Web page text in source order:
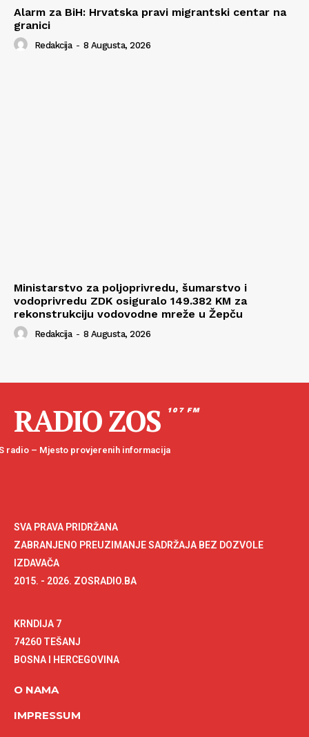
Alarm za BiH: Hrvatska pravi migrantski centar na
granici
Redakcija - 8 Augusta, 2026
Ministarstvo za poljoprivredu, šumarstvo i
vodoprivredu ZDK osiguralo 149.382 KM za
rekonstrukciju vodovodne mreže u Žepču
Redakcija - 8 Augusta, 2026
RADIO ZOS 107 FM
radio – Mjesto provjerenih informacija
SVA PRAVA PRIDRŽANA
ZABRANJENO PREUZIMANJE SADRŽAJA BEZ DOZVOLE
IZDAVAČA
2015. - 2026. ZOSRADIO.BA
KRNDIJA 7
74260 TEŠANJ
BOSNA I HERCEGOVINA
O NAMA
IMPRESSUM